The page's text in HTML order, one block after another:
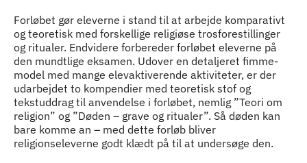
Forløbet gør eleverne i stand til at arbejde komparativt
og teoretisk med forskellige religiøse trosforestillinger
og ritualer. Endvidere forbereder forløbet eleverne på
den mundtlige eksamen. Udover en detaljeret fimme-
model med mange elevaktiverende aktiviteter, er der
udarbejdet to kompendier med teoretisk stof og
tekstuddrag til anvendelse i forløbet, nemlig ”Teori om
religion” og ”Døden – grave og ritualer”. Så døden kan
bare komme an – med dette forløb bliver
religionseleverne godt klædt på til at undersøge den.